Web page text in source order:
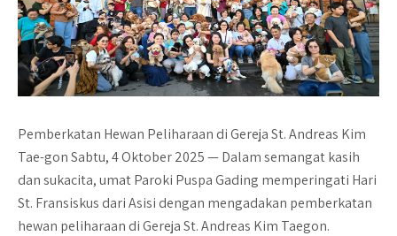
Pemberkatan Hewan Peliharaan di Gereja St. Andreas Kim
Tae-gon Sabtu, 4 Oktober 2025 — Dalam semangat kasih
dan sukacita, umat Paroki Puspa Gading memperingati Hari
St. Fransiskus dari Asisi dengan mengadakan pemberkatan
hewan peliharaan di Gereja St. Andreas Kim Taegon.